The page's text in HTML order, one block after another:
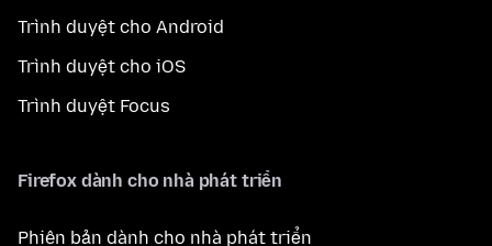
Trình duyệt cho Android
Trình duyệt cho iOS
Trình duyệt Focus
Firefox dành cho nhà phát triển
Phiên bản dành cho nhà phát triển